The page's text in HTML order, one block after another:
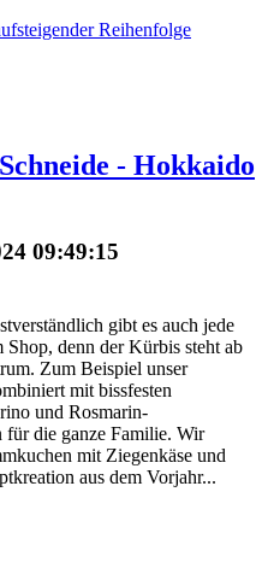
Reihenfolge
- Hokkaido
09:49:15
gibt es auch jede
denn der Kürbis steht ab
Zum Beispiel unser
mit bissfesten
und Rosmarin-
für die ganze Familie. Wir
mit Ziegenkäse und
aus dem Vorjahr...